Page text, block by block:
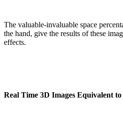
The valuable-invaluable space
the hand, give the results of these
effects.
Real Time 3D Images Equivalent